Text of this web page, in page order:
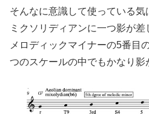
そんなに意識して使っている
ミクソリディアンに一つ影が差
メロディックマイナーの5番目
つのスケールの中でもかなり影